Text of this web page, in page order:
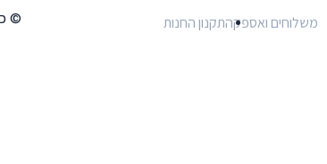
משלוחים ואספקהתקנון החנות ©